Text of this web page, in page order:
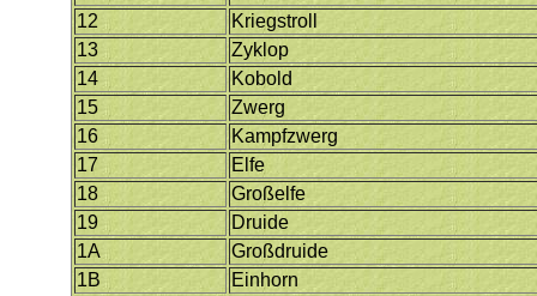
12
Kriegstroll
13
Zyklop
14
Kobold
15
Zwerg
16
Kampfzwerg
17
Elfe
18
Großelfe
19
Druide
1A
Großdruide
1B
Einhorn